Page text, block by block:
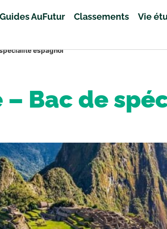
Guides AuFutur Classements Vie
espagnol
Bac de